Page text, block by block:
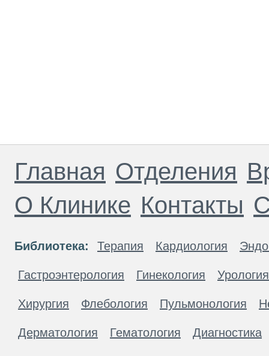
Главная Отделения
О Клинике Контакты
Библиотека: Терапия Кардиология
Гастроэнтерология Гинекология Урология
Хирургия Флебология Пульмонология
Дерматология Гематология Диагностика